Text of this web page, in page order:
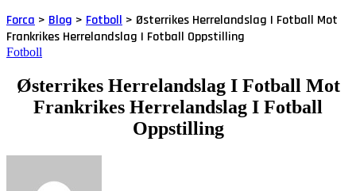
Forca > Blog > Fotboll > Østerrikes Herrelandslag I Fotball Mot
Frankrikes Herrelandslag I Fotball Oppstilling
Fotboll
Østerrikes Herrelandslag I Fotball Mot
Frankrikes Herrelandslag I Fotball
Oppstilling